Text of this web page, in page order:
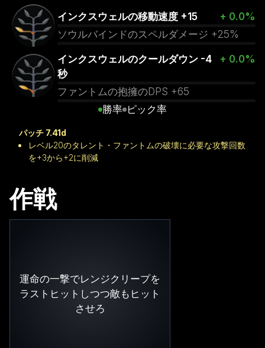
インクスウェルの移動速度 +15
+ 0.0%
ソウルバインドのスペルダメージ +25%
インクスウェルのクールダウン -4
秒
+ 0.0%
ファントムの抱擁のDPS +65
勝率 ピック率
パッチ 7.41d
レベル20のタレント・ファントムの破壊に必要な攻撃回数
を+3から+2に削減
作戦
運命の一撃でレンジクリープを
ラストヒットしつつ敵もヒット
させろ